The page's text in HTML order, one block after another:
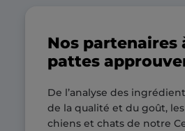
Nos partenaires
pattes
De l’analyse des
de la qualité et du goût,
chiens et chats de notre